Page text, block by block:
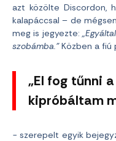
azt közölte
kalapáccsal – de
meg is jegyezte:
szobámba.”Közben a fiú
„El fog tűnni
kipróbáltam
− szerepelt egyik